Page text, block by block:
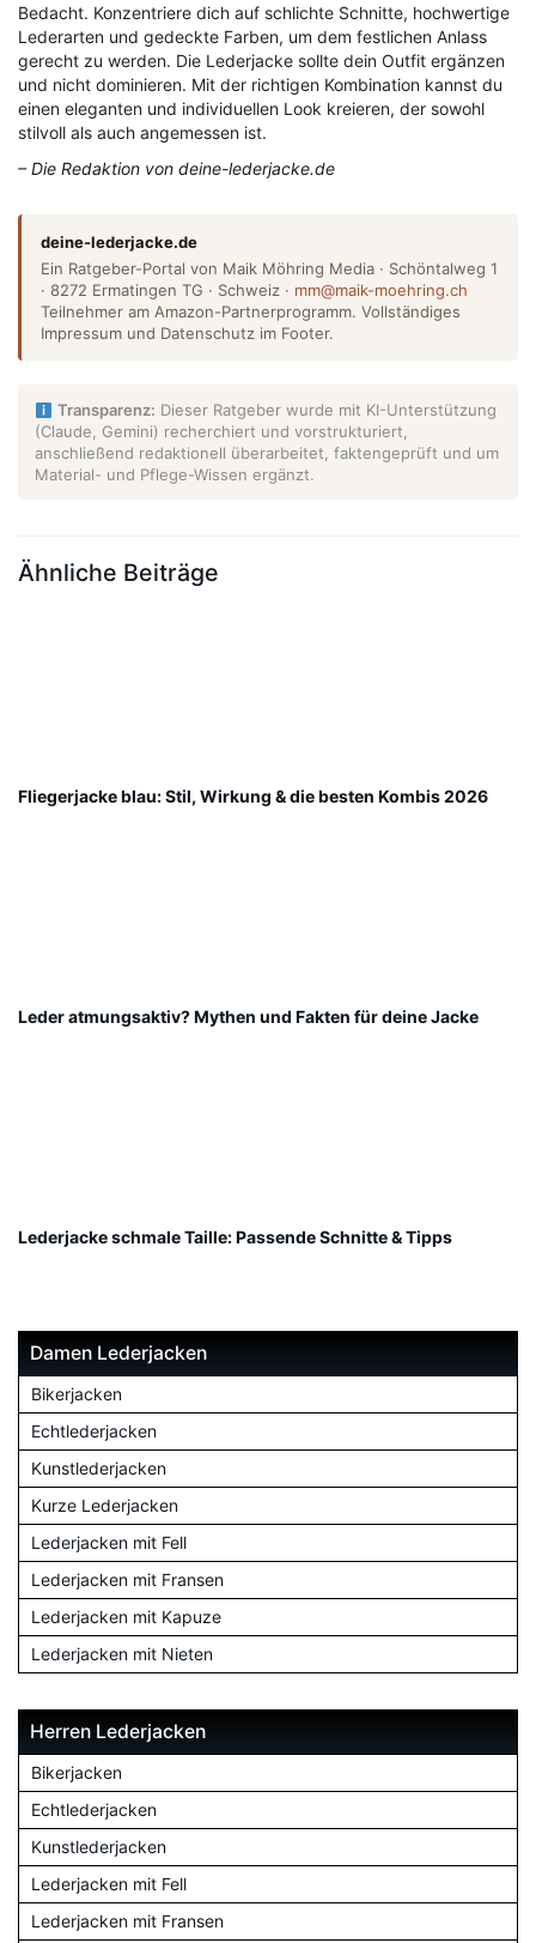
Bedacht. Konzentriere dich auf schlichte Schnitte, hochwertige
Lederarten und gedeckte Farben, um dem festlichen Anlass
gerecht zu werden. Die Lederjacke sollte dein Outfit ergänzen
und nicht dominieren. Mit der richtigen Kombination kannst du
einen eleganten und individuellen Look kreieren, der sowohl
stilvoll als auch angemessen ist.
– Die Redaktion von deine-lederjacke.de
deine-lederjacke.de
Ein Ratgeber-Portal von Maik Möhring Media · Schöntalweg 1
· 8272 Ermatingen TG · Schweiz · mm@maik-moehring.ch
Teilnehmer am Amazon-Partnerprogramm. Vollständiges
Impressum und Datenschutz im Footer.
Transparenz: Dieser Ratgeber wurde mit KI-Unterstützung
(Claude, Gemini) recherchiert und vorstrukturiert,
anschließend redaktionell überarbeitet, faktengeprüft und um
Material- und Pflege-Wissen ergänzt.
Ähnliche Beiträge
Fliegerjacke blau: Stil, Wirkung & die besten Kombis 2026
Leder atmungsaktiv? Mythen und Fakten für deine Jacke
Lederjacke schmale Taille: Passende Schnitte & Tipps
Damen Lederjacken
Bikerjacken
Echtlederjacken
Kunstlederjacken
Kurze Lederjacken
Lederjacken mit Fell
Lederjacken mit Fransen
Lederjacken mit Kapuze
Lederjacken mit Nieten
Herren Lederjacken
Bikerjacken
Echtlederjacken
Kunstlederjacken
Lederjacken mit Fell
Lederjacken mit Fransen